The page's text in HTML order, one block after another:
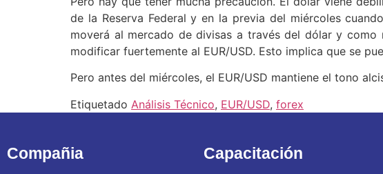
de la Reserva Federal y en la previa del miércoles
moverá al mercado de divisas a través del dólar y
modificar fuertemente al EUR/USD. Esto implica que se
Pero antes del miércoles, el EUR/USD mantiene el tono
Etiquetado Análisis Técnico, EUR/USD, forex
Compañia Capacitación